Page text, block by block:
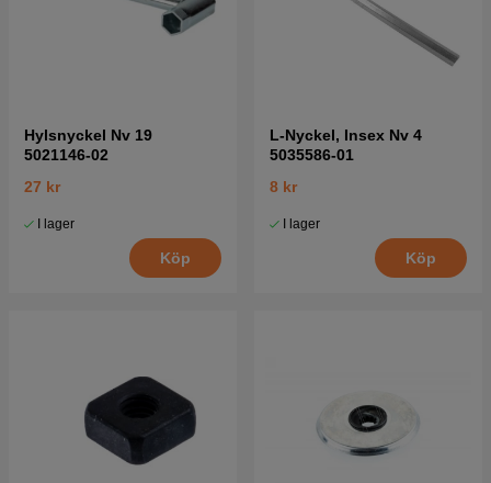
Hylsnyckel Nv 19
5021146-02
27 kr
I lager
Köp
L-Nyckel, Insex Nv 4
5035586-01
8 kr
I lager
Köp